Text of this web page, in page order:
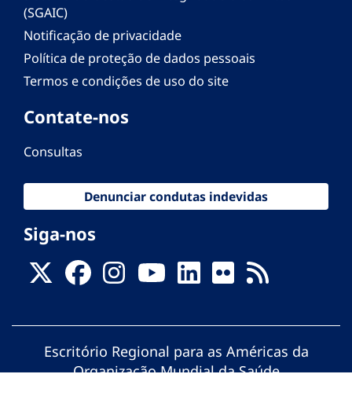
(SGAIC)
Notificação de privacidade
Política de proteção de dados pessoais
Termos e condições de uso do site
Contate-nos
Consultas
Denunciar condutas indevidas
Siga-nos
Escritório Regional para as Américas da
Organização Mundial da Saúde